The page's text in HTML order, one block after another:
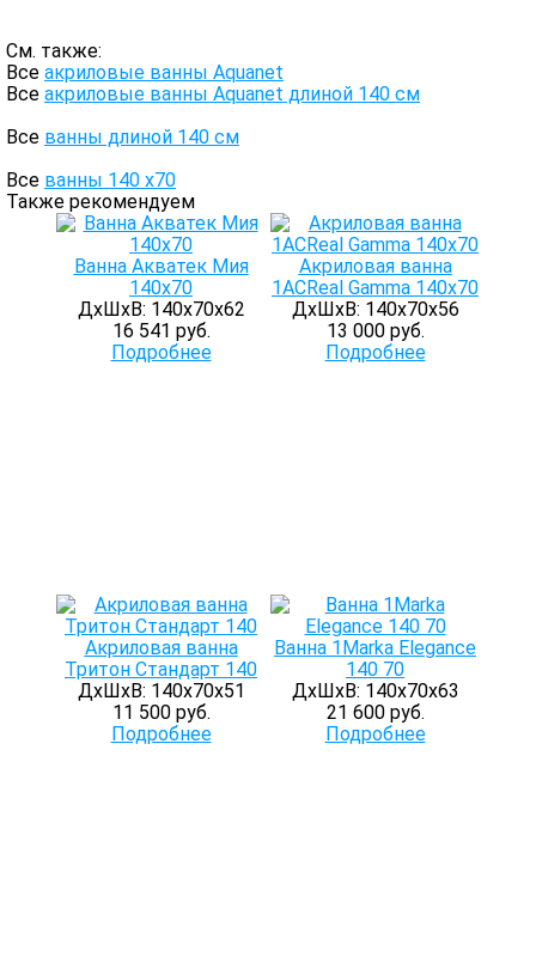
См. также:
Все акриловые ванны Aquanet
Все акриловые ванны Aquanet длиной 140 см
Все ванны длиной 140 см
Все ванны 140 х70
Также рекомендуем
Ванна Акватек Мия
140х70
ДхШхВ: 140х70х62
16 541 руб.
Подробнее
Акриловая ванна
1ACReal Gamma 140х70
ДхШхВ: 140х70х56
13 000 руб.
Подробнее
Акриловая ванна
Тритон Стандарт 140
ДхШхВ: 140х70х51
11 500 руб.
Подробнее
Ванна 1Marka Elegance
140 70
ДхШхВ: 140х70х63
21 600 руб.
Подробнее